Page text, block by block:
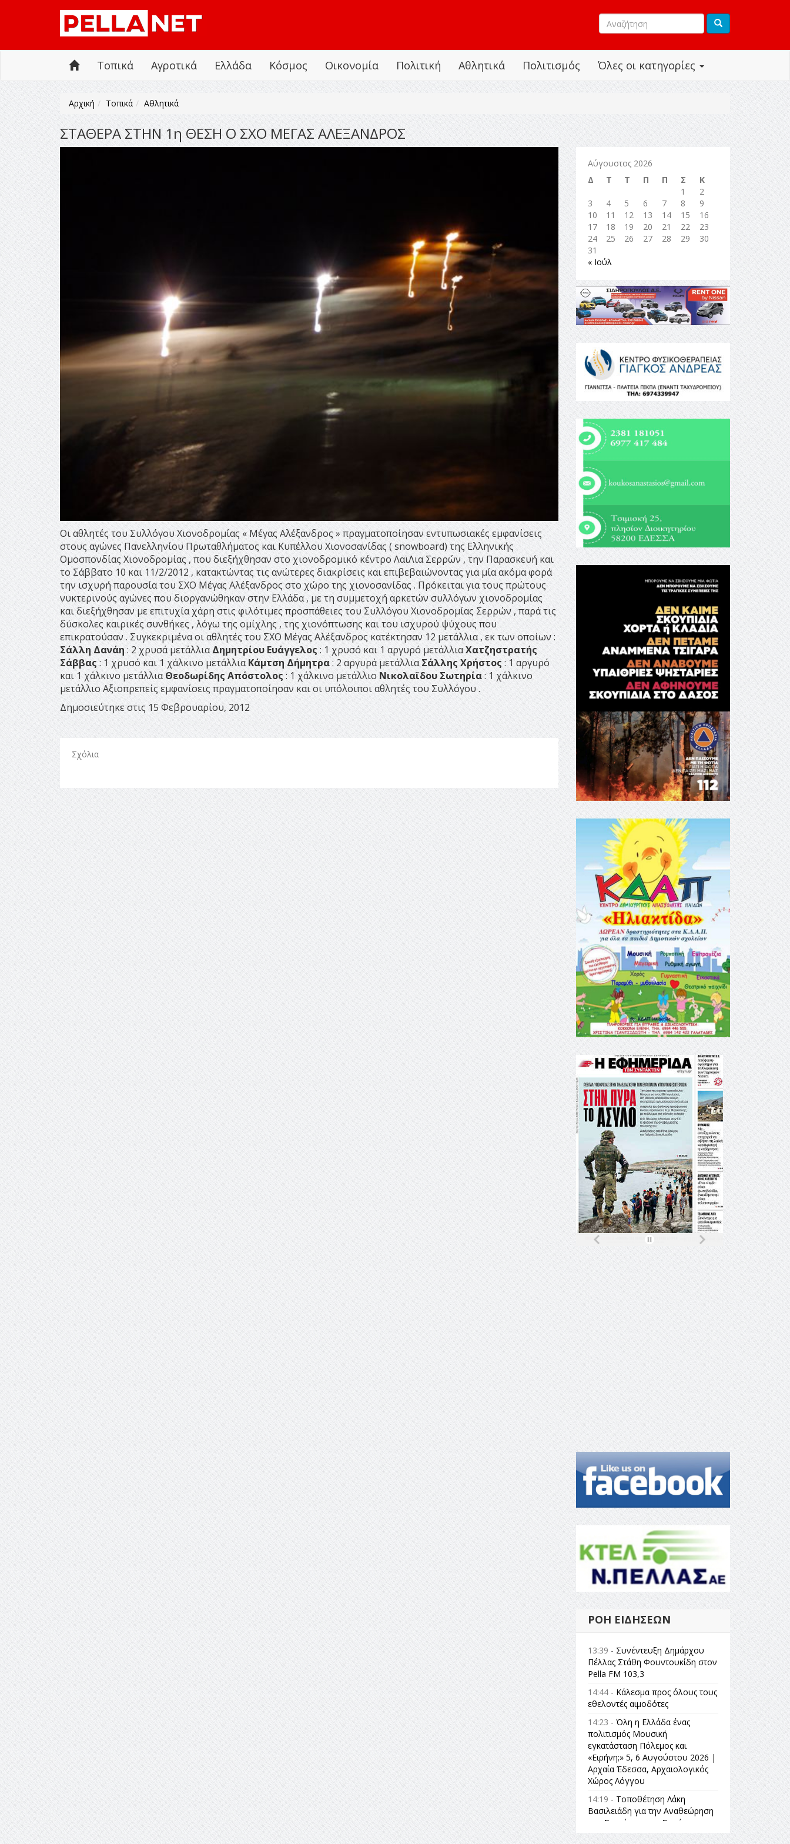
Όλες οι κατηγορίες
Τοπικά Αγροτικά Ελλάδα Κόσμος Οικονομία Πολιτική Αθλητικά Πολιτισμός
Αρχική Τοπικά Αθλητικά
ΣΤΑΘΕΡΑ ΣΤΗΝ 1η ΘΕΣΗ Ο ΣΧΟ ΜΕΓΑΣ ΑΛΕΞΑΝΔΡΟΣ
Οι αθλητές του Συλλόγου Χιονοδρομίας « Μέγας Αλέξανδρος » πραγματοποίησαν εντυπωσιακές εμφανίσεις
στους αγώνες Πανελληνίου Πρωταθλήματος και Κυπέλλου Χιονοσανίδας ( snowboard) της Ελληνικής
Ομοσπονδίας Χιονοδρομίας , που διεξήχθησαν στο χιονοδρομικό κέντρο ΛαϊΛια Σερρών , την Παρασκευή και
το Σάββατο 10 και 11/2/2012 , κατακτώντας τις ανώτερες διακρίσεις και επιβεβαιώνοντας για μία ακόμα φορά
την ισχυρή παρουσία του ΣΧΟ Μέγας Αλέξανδρος στο χώρο της χιονοσανίδας . Πρόκειται για τους πρώτους
νυκτερινούς αγώνες που διοργανώθηκαν στην Ελλάδα , με τη συμμετοχή αρκετών συλλόγων χιονοδρομίας
και διεξήχθησαν με επιτυχία χάρη στις φιλότιμες προσπάθειες του Συλλόγου Χιονοδρομίας Σερρών , παρά τις
δύσκολες καιρικές συνθήκες , λόγω της ομίχλης , της χιονόπτωσης και του ισχυρού ψύχους που
επικρατούσαν . Συγκεκριμένα οι αθλητές του ΣΧΟ Μέγας Αλέξανδρος κατέκτησαν 12 μετάλλια , εκ των οποίων :
Σάλλη Δανάη: 2 χρυσά μετάλλιαΔημητρίου Ευάγγελος : 1 χρυσό και 1 αργυρό μετάλλιαΧατζηστρατής
Σάββας: 1 χρυσό και 1 χάλκινο μετάλλιαΚάμτση Δήμητρα: 2 αργυρά μετάλλιαΣάλλης Χρήστος: 1 αργυρό
και 1 χάλκινο μετάλλιαΘεοδωρίδης Απόστολος : 1 χάλκινο μετάλλιοΝικολαϊδου Σωτηρία: 1 χάλκινο
μετάλλιο Αξιοπρεπείς εμφανίσεις πραγματοποίησαν και οι υπόλοιποι αθλητές του Συλλόγου .
Δημοσιεύτηκε στις 15 Φεβρουαρίου, 2012
Σχόλια
Αύγουστος 2026
Δ
Τ Τ Π Π Σ
Κ
1
2
3
4 5 6 7 8
9
10
11 12 13 14 15
16
17
18 19 20 21 22
23
24
25 26 27 28 29
30
31
« Ιούλ
ΡΟΉ ΕΙΔΉΣΕΩΝ
13:39 - Συνέντευξη Δημάρχου
Πέλλας Στάθη Φουντουκίδη στον
Pella FM 103,3
14:44 - Κάλεσμα προς όλους τους
εθελοντές αιμοδότες
14:23 - Όλη η Ελλάδα ένας
πολιτισμός Μουσική
εγκατάσταση Πόλεμος και
«Ειρήνη;» 5, 6 Αυγούστου 2026 |
Αρχαία Έδεσσα, Αρχαιολογικός
Χώρος Λόγγου
14:19 - Τοποθέτηση Λάκη
Βασιλειάδη για την Αναθεώρηση
του Συντάγματος: «Σε τέτοιες
κορυφαίες θεσμικές διαδικασίες